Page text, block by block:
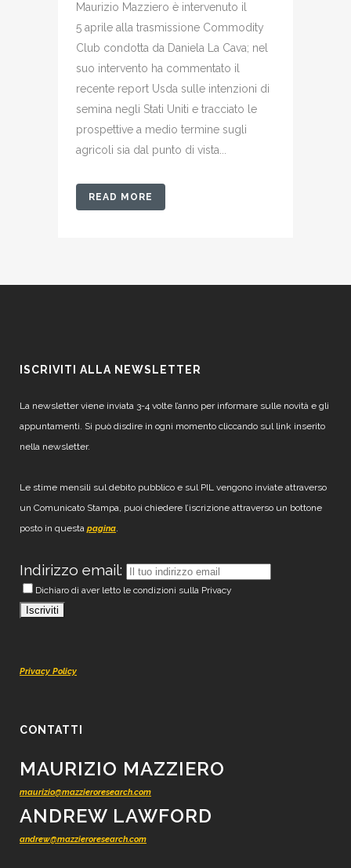
Maurizio Mazziero è intervenuto il
5 aprile alla trasmissione Commodity
Club condotta da Daniela La Cava; nel
suo intervento ha commentato il
recente report Usda sulle intenzioni di
semina negli Stati Uniti e tracciato le
prospettive a medio termine sugli
agricoli sia dal punto di vista...
READ MORE
ISCRIVITI ALLA NEWSLETTER
La newsletter viene inviata 3-4 volte l’anno per informare sulle novità e gli
appuntamenti. Si può disdire in ogni momento cliccando sul link inserito
nella newsletter.
Le stime mensili sul debito pubblico e sul PIL vengono inviate attraverso
un Comunicato Stampa, puoi chiedere l’iscrizione attraverso un bottone
posto in questa pagina.
Indirizzo email:
Dichiaro di aver letto le condizioni sulla Privacy
Privacy Policy
CONTATTI
MAURIZIO MAZZIERO
maurizio@mazzieroresearch.com
ANDREW LAWFORD
andrew@mazzieroresearch.com